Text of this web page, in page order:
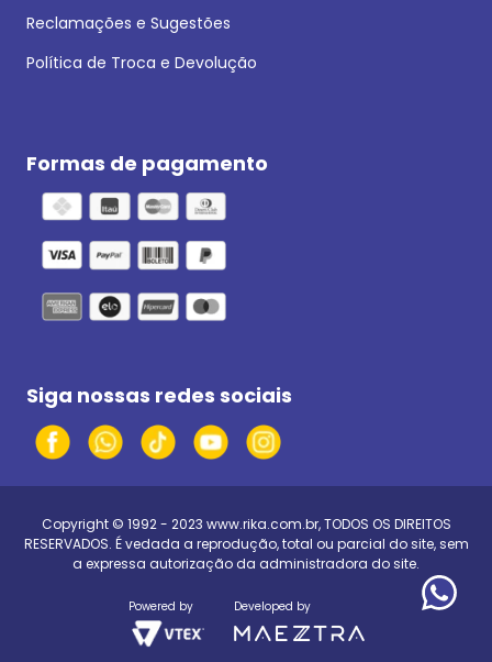
Reclamações e Sugestões
Política de Troca e Devolução
Formas de pagamento
Siga nossas redes sociais
Copyright © 1992 - 2023 www.rika.com.br, TODOS OS DIREITOS
RESERVADOS. É vedada a reprodução, total ou parcial do site, sem
a expressa autorização da administradora do site.
Powered by Developed by